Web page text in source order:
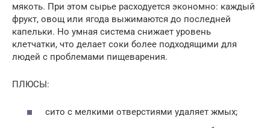
мякоть. При этом сырье расходуется экономно: каждый
фрукт, овощ или ягода выжимаются до последней
капельки. Но умная система снижает уровень
клетчатки, что делает соки более подходящими для
людей с проблемами пищеварения.
ПЛЮСЫ:
сито с мелкими отверстиями удаляет жмых;